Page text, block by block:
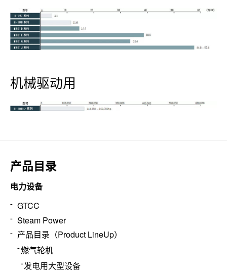
机械驱动用
产品目录
电力设备
GTCC
Steam Power
产品目录（Product LineUp）
燃气轮机
发电用大型设备